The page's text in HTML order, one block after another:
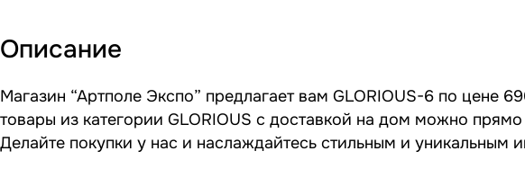
Описание
Магазин “Артполе Экспо” предлагает вам GLORIOUS-6 по цене
товары из категории GLORIOUS с доставкой на дом можно
Делайте покупки у нас и наслаждайтесь стильным и уникальным